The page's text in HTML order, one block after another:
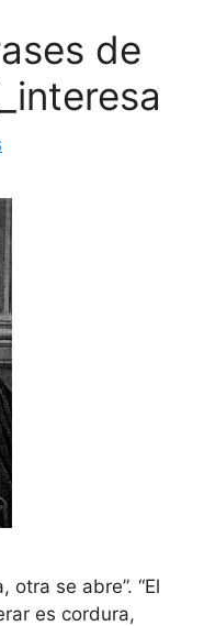
de
otra se abre”. “El
es cordura,